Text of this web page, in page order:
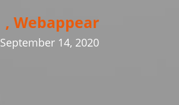
, Webappear
September 14, 2020